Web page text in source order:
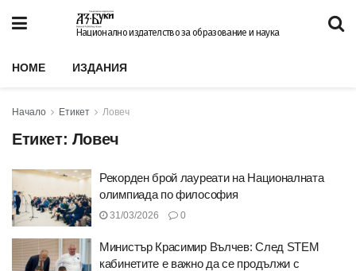
Национално издателство за образование и наука
HOME ИЗДАНИЯ
Начало Етикет Ловеч
Етикет: Ловеч
Рекорден брой лауреати на Националната
олимпиада по философия
31/03/2026 0
Министър Красимир Вълчев: След STEM
кабинетите е важно да се продължи с